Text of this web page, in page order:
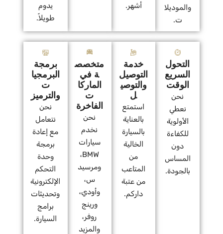
والموديلا
ت.
أشهر.
يدوم
طويلاً.
التحول
السريع
الوقت
نحن
نعطي
الأولوية
للكفاءة
دون
المساس
بالجودة.
خدمة
التوصيل
والتوصي
ل
استمتع
بالعناية
بالسيارة
الخالية
من
المتاعب
من عتبة
داركم.
متخصص
ة في
الماركا
ت
الفاخرة
نحن
نخدم
سيارات
BMW،
ومرسيد
س،
وأودي،
ورينج
روفر،
والمزيد
برمجة
البرمجيا
ت
والترميز
نحن
نتعامل
مع إعادة
برمجة
وحدة
التحكم
الإلكترونية
وتحديثات
برامج
السيارة.